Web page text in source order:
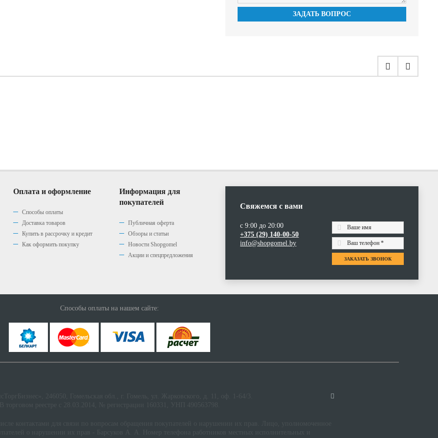
ЗАДАТЬ ВОПРОС
Оплата и оформление
Способы оплаты
Доставка товаров
Купить в рассрочку и кредит
Как оформить покупку
Информация для
покупателей
Публичная оферта
Обзоры и статьи
Новости Shopgomel
Акции и спецпредложения
Свяжемся с вами
с 9:00 до 20:00
+375 (29) 140-00-50
info@shopgomel.by
ЗАКАЗАТЬ ЗВОНОК
Способы оплаты на нашем сайте: